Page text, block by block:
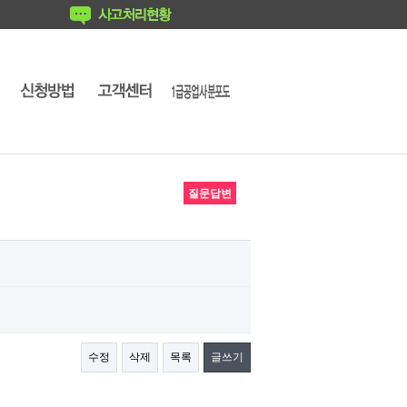
질문답변
수정 삭제 목록 글쓰기